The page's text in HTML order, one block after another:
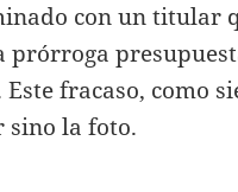
con un titular
prórroga
fracaso, como
sino la foto.